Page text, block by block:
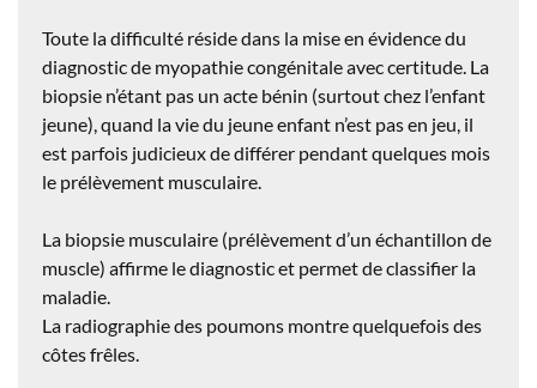
Toute la difficulté réside dans la mise en évidence du
diagnostic de myopathie congénitale avec certitude. La
biopsie n’étant pas un acte bénin (surtout chez l’enfant
jeune), quand la vie du jeune enfant n’est pas en jeu, il
est parfois judicieux de différer pendant quelques mois
le prélèvement musculaire.
La biopsie musculaire (prélèvement d’un échantillon de
muscle) affirme le diagnostic et permet de classifier la
maladie.
La radiographie des poumons montre quelquefois des
côtes frêles.